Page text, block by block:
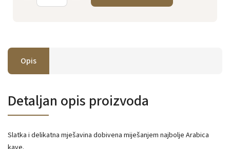
Opis
Detaljan opis proizvoda
Slatka i delikatna mješavina dobivena miješanjem najbolje Arabica